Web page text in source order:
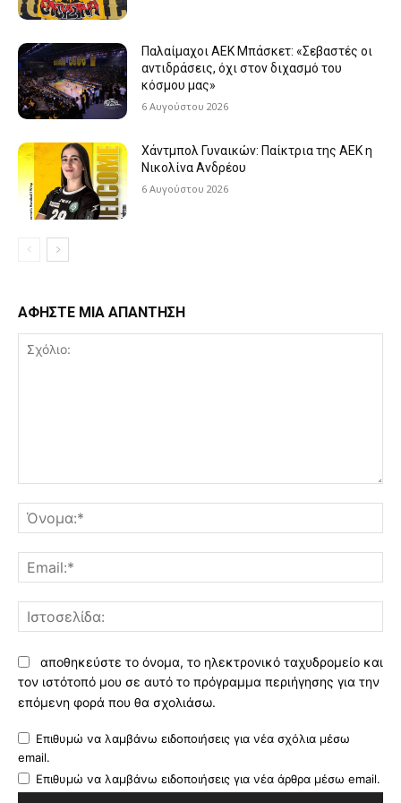
Παλαίμαχοι ΑΕΚ Μπάσκετ: «Σεβαστές οι
αντιδράσεις, όχι στον διχασμό του
κόσμου μας»
6 Αυγούστου 2026
Χάντμπολ Γυναικών: Παίκτρια της ΑΕΚ η
Νικολίνα Ανδρέου
6 Αυγούστου 2026
ΑΦΗΣΤΕ ΜΙΑ ΑΠΑΝΤΗΣΗ
αποθηκεύστε το όνομα, το ηλεκτρονικό ταχυδρομείο και
τον ιστότοπό μου σε αυτό το πρόγραμμα περιήγησης για την
επόμενη φορά που θα σχολιάσω.
Επιθυμώ να λαμβάνω ειδοποιήσεις για νέα σχόλια μέσω
email.
Επιθυμώ να λαμβάνω ειδοποιήσεις για νέα άρθρα μέσω email.